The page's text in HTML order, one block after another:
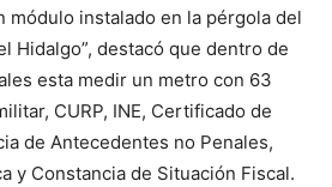
módulo instalado en la pérgola del
Hidalgo”, destacó que dentro de
esta medir un metro con 63
CURP, INE, Certificado de
de Antecedentes no Penales,
y Constancia de Situación Fiscal.